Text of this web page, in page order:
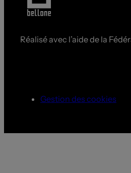
Réalisé avec l’aide de la
Gestion des cookies